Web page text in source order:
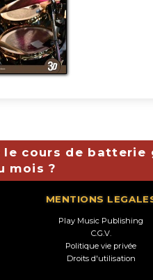
le cours de batterie
mois ?
MENTIONS
Play Music Publishing
C.G.V.
Politique vie privée
Droits d'utilisation